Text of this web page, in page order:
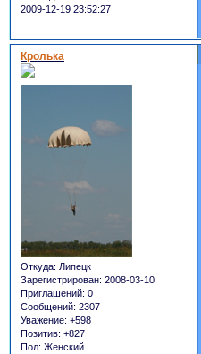
2009-12-19 23:52:27
Кролька
Откуда: Липецк
Зарегистрирован: 2008-03-10
Приглашений: 0
Сообщений: 2307
Уважение: +598
Позитив: +827
Пол: Женский